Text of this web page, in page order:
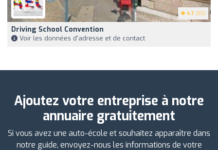
4.7 (83)
Driving School Convention
Voir les données d'adresse et de contact
Ajoutez votre entreprise à notre
annuaire gratuitement
Si vous avez une auto-école et souhaitez apparaître dans
notre guide, envoyez-nous les informations de votre